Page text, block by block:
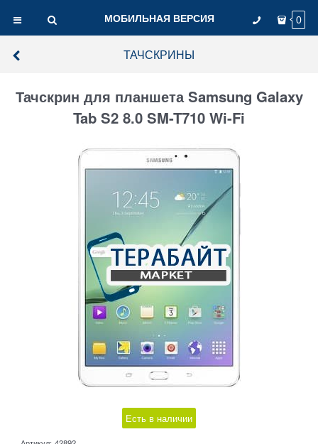
МОБИЛЬНАЯ ВЕРСИЯ 0
ТАЧСКРИНЫ
Тачскрин для планшета Samsung Galaxy
Tab S2 8.0 SM-T710 Wi-Fi
Есть в наличии